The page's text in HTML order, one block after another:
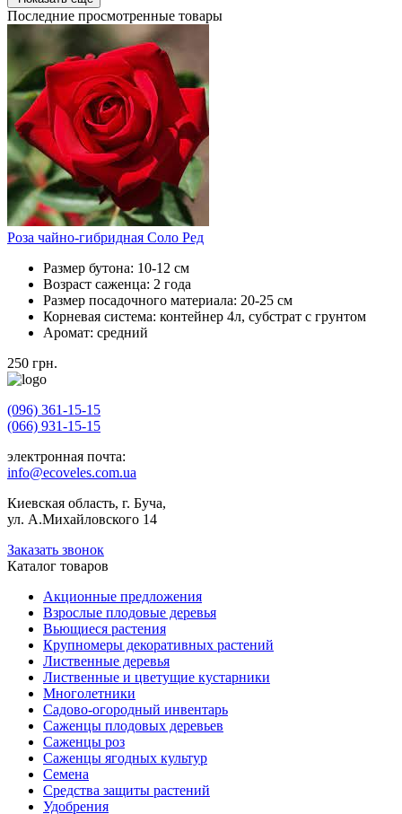
Последние просмотренные товары
Роза чайно-гибридная Соло Ред
Размер бутона: 10-12 см
Возраст саженца: 2 года
Размер посадочного материала: 20-25 см
Корневая система: контейнер 4л, субстрат с грунтом
Аромат: средний
250 грн.
(096) 361-15-15
(066) 931-15-15
электронная почта:
info@ecoveles.com.ua
Киевская область, г. Буча,
ул. А.Михайловского 14
Заказать звонок
Каталог товаров
Акционные предложения
Взрослые плодовые деревья
Вьющиеся растения
Крупномеры декоративных растений
Лиственные деревья
Лиственные и цветущие кустарники
Многолетники
Садово-огородный инвентарь
Саженцы плодовых деревьев
Саженцы роз
Саженцы ягодных культур
Семена
Средства защиты растений
Удобрения